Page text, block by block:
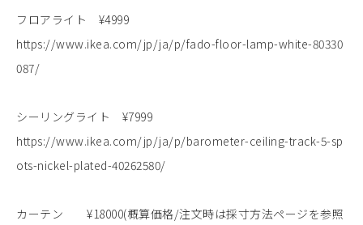
フロアライト ¥4999
https://www.ikea.com/jp/ja/p/fado-floor-lamp-white-80330
087/
シーリングライト ¥7999
https://www.ikea.com/jp/ja/p/barometer-ceiling-track-5-sp
ots-nickel-plated-40262580/
カーテン ¥18000(概算価格/注文時は採寸方法ページを参照